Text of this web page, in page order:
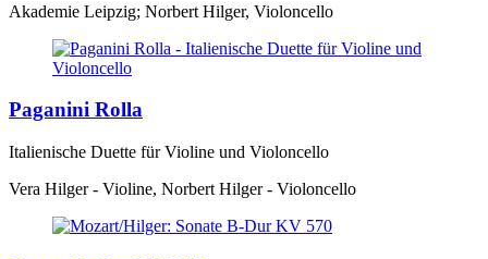
Akademie Leipzig; Norbert Hilger, Violoncello
Paganini Rolla
Italienische Duette für Violine und Violoncello
Vera Hilger - Violine, Norbert Hilger - Violoncello